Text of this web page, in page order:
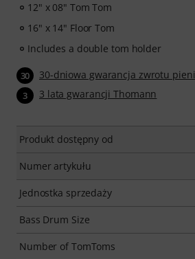
12" x 08" Tom Tom
16" x 14" Floor Tom
Includes a double tom holder
30 30-dniowa gwarancja zwrotu
3 3 lata gwarancji Thomann
Produkt dostępny od
Numer artykułu
Jednostka sprzedaży
Bass Drum Size
Number of TomToms